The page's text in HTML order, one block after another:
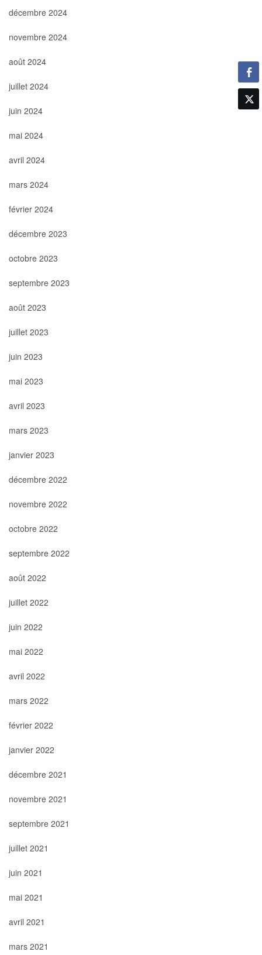
décembre 2024
novembre 2024
août 2024
juillet 2024
juin 2024
mai 2024
avril 2024
mars 2024
février 2024
décembre 2023
octobre 2023
septembre 2023
août 2023
juillet 2023
juin 2023
mai 2023
avril 2023
mars 2023
janvier 2023
décembre 2022
novembre 2022
octobre 2022
septembre 2022
août 2022
juillet 2022
juin 2022
mai 2022
avril 2022
mars 2022
février 2022
janvier 2022
décembre 2021
novembre 2021
septembre 2021
juillet 2021
juin 2021
mai 2021
avril 2021
mars 2021